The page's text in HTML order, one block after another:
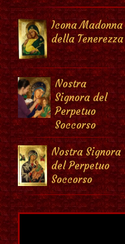
Icona Madonna
della Tenerezza
Nostra
Signora del
Perpetuo
Soccorso
Nostra Signora
del Perpetuo
Soccorso